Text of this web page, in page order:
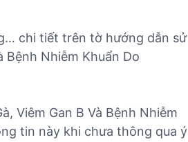
chi tiết trên tờ hướng dẫn sử
Bệnh Nhiễm Khuẩn Do
Viêm Gan B Và Bệnh Nhiễm
tin này khi chưa thông qua ý